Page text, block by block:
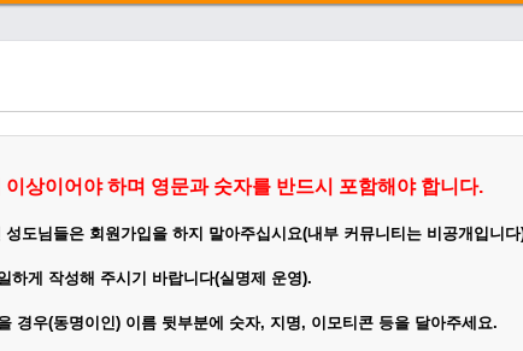
상이어야 하며 영문과 숫자를 반드시 포함해야 합니다.
성도님들은 회원가입을 하지 말아주십시요(내부 커뮤니티는 비공개입니다
하게 작성해 주시기 바랍니다(실명제 운영).
경우(동명이인) 이름 뒷부분에 숫자, 지명, 이모티콘 등을 달아주세요.